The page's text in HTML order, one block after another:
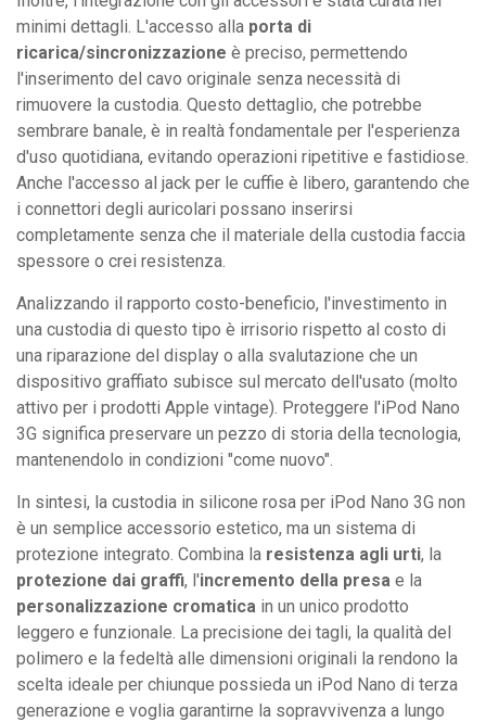
minimi dettagli. L'accesso alla porta di
ricarica/sincronizzazione è preciso, permettendo
l'inserimento del cavo originale senza necessità di
rimuovere la custodia. Questo dettaglio, che potrebbe
sembrare banale, è in realtà fondamentale per l'esperienza
d'uso quotidiana, evitando operazioni ripetitive e fastidiose.
Anche l'accesso al jack per le cuffie è libero, garantendo che
i connettori degli auricolari possano inserirsi
completamente senza che il materiale della custodia faccia
spessore o crei resistenza.
Analizzando il rapporto costo-beneficio, l'investimento in
una custodia di questo tipo è irrisorio rispetto al costo di
una riparazione del display o alla svalutazione che un
dispositivo graffiato subisce sul mercato dell'usato (molto
attivo per i prodotti Apple vintage). Proteggere l'iPod Nano
3G significa preservare un pezzo di storia della tecnologia,
mantenendolo in condizioni "come nuovo".
In sintesi, la custodia in silicone rosa per iPod Nano 3G non
è un semplice accessorio estetico, ma un sistema di
protezione integrato. Combina la resistenza agli urti, la
protezione dai graffi, l'incremento della presa e la
personalizzazione cromatica in un unico prodotto
leggero e funzionale. La precisione dei tagli, la qualità del
polimero e la fedeltà alle dimensioni originali la rendono la
scelta ideale per chiunque possieda un iPod Nano di terza
generazione e voglia garantirne la sopravvivenza a lungo